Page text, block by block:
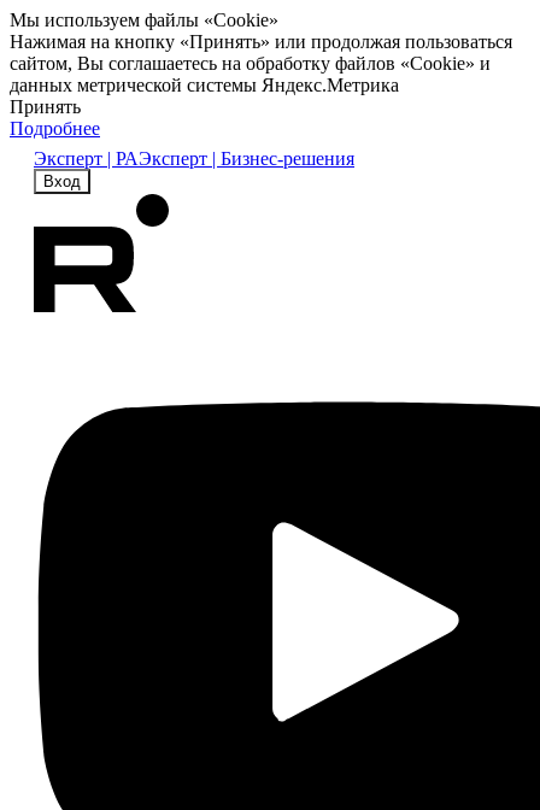
Мы используем файлы «Cookie»
Нажимая на кнопку «Принять» или продолжая пользоваться
сайтом, Вы соглашаетесь на обработку файлов «Cookie» и
данных метрической системы Яндекс.Метрика
Принять
Подробнее
Эксперт | РАЭксперт | Бизнес-решения
Вход